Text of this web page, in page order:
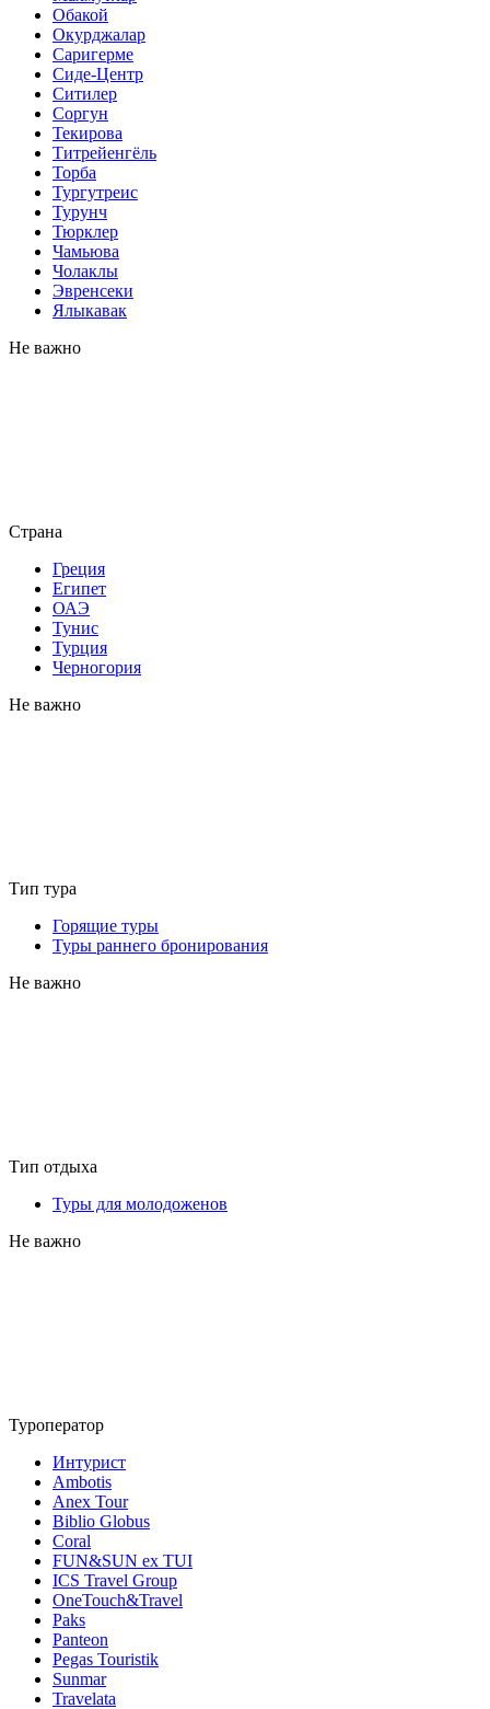
Обакой
Окурджалар
Саригерме
Сиде-Центр
Ситилер
Соргун
Текирова
Титрейенгёль
Торба
Тургутреис
Турунч
Тюрклер
Чамьюва
Чолаклы
Эвренсеки
Ялыкавак
Не важно
Страна
Греция
Египет
ОАЭ
Тунис
Турция
Черногория
Не важно
Тип тура
Горящие туры
Туры раннего бронирования
Не важно
Тип отдыха
Туры для молодоженов
Не важно
Туроператор
Интурист
Ambotis
Anex Tour
Biblio Globus
Coral
FUN&SUN ex TUI
ICS Travel Group
OneTouch&Travel
Paks
Panteon
Pegas Touristik
Sunmar
Travelata